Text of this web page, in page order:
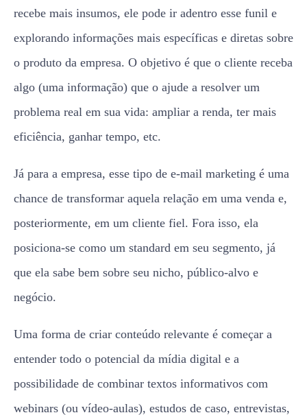
recebe mais insumos, ele pode ir adentro esse funil e
explorando informações mais específicas e diretas sobre
o produto da empresa. O objetivo é que o cliente receba
algo (uma informação) que o ajude a resolver um
problema real em sua vida: ampliar a renda, ter mais
eficiência, ganhar tempo, etc.
Já para a empresa, esse tipo de e-mail marketing é uma
chance de transformar aquela relação em uma venda e,
posteriormente, em um cliente fiel. Fora isso, ela
posiciona-se como um standard em seu segmento, já
que ela sabe bem sobre seu nicho, público-alvo e
negócio.
Uma forma de criar conteúdo relevante é começar a
entender todo o potencial da mídia digital e a
possibilidade de combinar textos informativos com
webinars (ou vídeo-aulas), estudos de caso, entrevistas,